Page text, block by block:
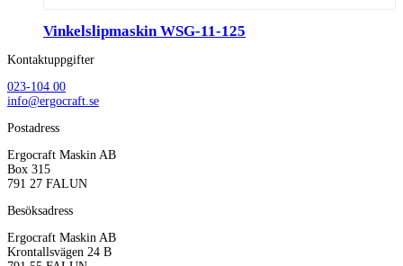
Vinkelslipmaskin WSG-11-125
Kontaktuppgifter
023-104 00
info@ergocraft.se
Postadress
Ergocraft Maskin AB
Box 315
791 27 FALUN
Besöksadress
Ergocraft Maskin AB
Krontallsvägen 24 B